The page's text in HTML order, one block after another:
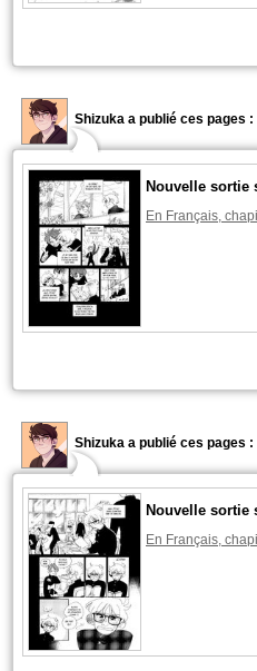
Shizuka a publié ces pages :
Nouvelle sortie
En Français,
Shizuka a publié ces pages :
Nouvelle sortie
En Français,